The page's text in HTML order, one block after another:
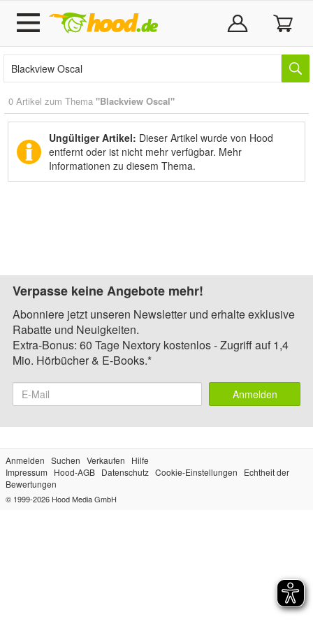
0 Artikel zum Thema "Blackview Oscal"
Ungültiger Artikel: Dieser Artikel wurde von Hood
entfernt oder ist nicht mehr verfügbar. Mehr
Informationen zu diesem Thema.
Verpasse keine Angebote mehr!
Abonniere jetzt unseren Newsletter und erhalte exklusive
Rabatte und Neuigkeiten.
Extra-Bonus: 60 Tage Nextory kostenlos - Zugriff auf 1,4
Mio. Hörbücher & E-Books.*
Anmelden
Anmelden Suchen Verkaufen
Hilfe
Impressum
Hood-AGB Datenschutz Cookie-Einstellungen
Echtheit der
Bewertungen
© 1999-2026 Hood Media GmbH